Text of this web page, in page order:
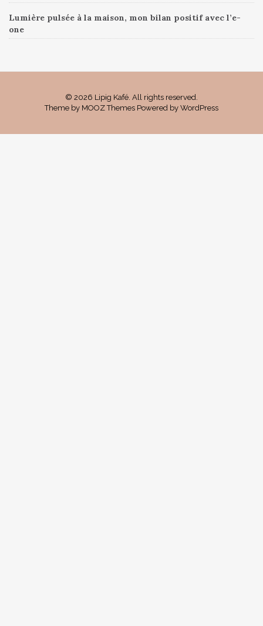
Lumière pulsée à la maison, mon bilan positif avec l’e-
one
© 2026 Lipig Kafé. All rights reserved.
Theme by MOOZ Themes Powered by WordPress